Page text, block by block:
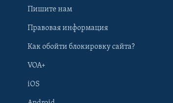
Пишите нам
Правовая информация
Как обойти блокировку сайта?
VOA+
iOS